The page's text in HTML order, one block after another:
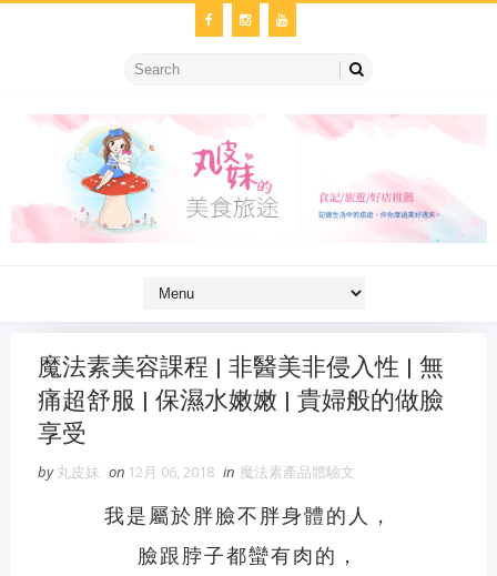
魔法素美容課程 | 非醫美非侵入性 | 無
痛超舒服 | 保濕水嫩嫩 | 貴婦般的做臉
享受
by 丸皮妹 on 12月 06, 2018 in 魔法素產品體驗文
我是屬於胖臉不胖身體的人，
臉跟脖子都蠻有肉的，